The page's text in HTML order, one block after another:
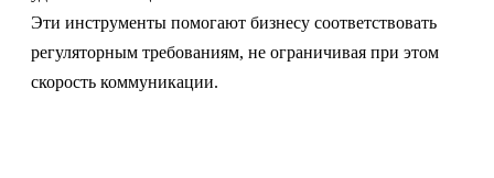
Эти инструменты помогают бизнесу соответствовать
регуляторным требованиям, не ограничивая при этом
скорость коммуникации.